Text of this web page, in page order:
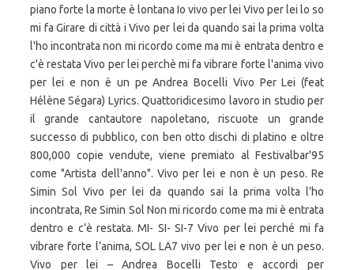
piano forte la morte è lontana Io vivo per lei Vivo per lei lo so
mi fa Girare di città i Vivo per lei da quando sai la prima volta
l'ho incontrata non mi ricordo come ma mi è entrata dentro e
c'è restata Vivo per lei perchè mi fa vibrare forte l'anima vivo
per lei e non è un pe Andrea Bocelli Vivo Per Lei (feat
Hélène Ségara) Lyrics. Quattoridicesimo lavoro in studio per
il grande cantautore napoletano, riscuote un grande
successo di pubblico, con ben otto dischi di platino e oltre
800,000 copie vendute, viene premiato al Festivalbar'95
come "Artista dell'anno". Vivo per lei e non è un peso. Re
Simin Sol Vivo per lei da quando sai la prima volta l’ho
incontrata, Re Simin Sol Non mi ricordo come ma mi è entrata
dentro e c’è restata. MI- SI- SI-7 Vivo per lei perché mi fa
vibrare forte l’anima, SOL LA7 vivo per lei e non è un peso.
Vivo per lei – Andrea Bocelli Testo e accordi per